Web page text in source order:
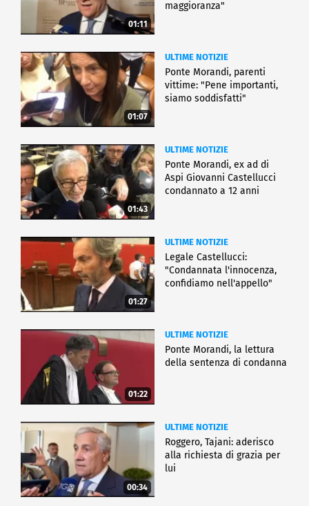
01:11
maggioranza"
01:07
ULTIME NOTIZIE
Ponte Morandi, parenti
vittime: "Pene importanti,
siamo soddisfatti"
01:43
ULTIME NOTIZIE
Ponte Morandi, ex ad di
Aspi Giovanni Castellucci
condannato a 12 anni
01:27
ULTIME NOTIZIE
Legale Castellucci:
"Condannata l'innocenza,
confidiamo nell'appello"
01:22
ULTIME NOTIZIE
Ponte Morandi, la lettura
della sentenza di condanna
00:34
ULTIME NOTIZIE
Roggero, Tajani: aderisco
alla richiesta di grazia per
lui